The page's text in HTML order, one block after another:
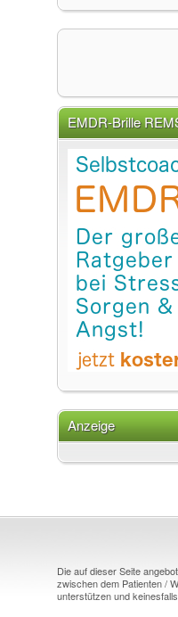
EMDR-Brille
Anzeige
Die auf dieser Seite
zwischen dem Patienten /
unterstützen und